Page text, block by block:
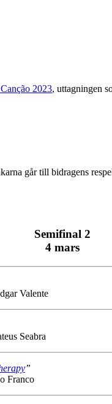
2023, uttagningen
går till bidragens
Semifinal 2
4 mars
Valente
Seabra
”
Franco